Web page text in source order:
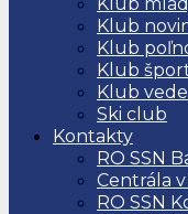
Klub
Klub
Klub
Klub
Ski club
Kontakty
RO SSN
Centrála
RO SSN